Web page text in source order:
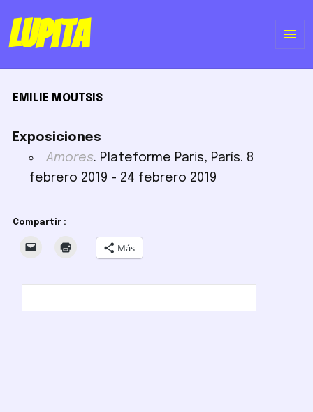
Lupita
EMILIE MOUTSIS
Exposiciones
Amores. Plateforme Paris, París. 8
febrero 2019 - 24 febrero 2019
Compartir :
Más